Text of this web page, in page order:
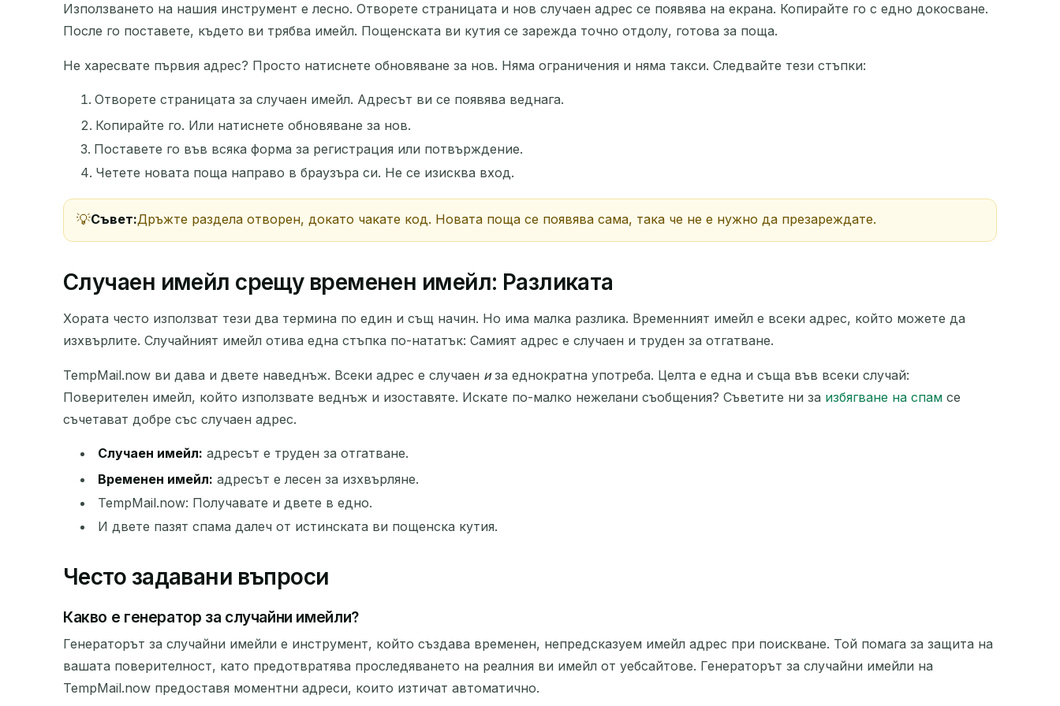
Използването на нашия инструмент е лесно. Отворете страницата и нов случаен адрес се появява на екрана. Копирайте го с едно докосване.
После го поставете, където ви трябва имейл. Пощенската ви кутия се зарежда точно отдолу, готова за поща.
Не харесвате първия адрес? Просто натиснете обновяване за нов. Няма ограничения и няма такси. Следвайте тези стъпки:
Отворете страницата за случаен имейл. Адресът ви се появява веднага.
Копирайте го. Или натиснете обновяване за нов.
Поставете го във всяка форма за регистрация или потвърждение.
Четете новата поща направо в браузъра си. Не се изисква вход.
Съвет:Дръжте раздела отворен, докато чакате код. Новата поща се появява сама, така че не е нужно да презареждате.
Случаен имейл срещу временен имейл: Разликата
Хората често използват тези два термина по един и същ начин. Но има малка разлика. Временният имейл е всеки адрес, който можете да
изхвърлите. Случайният имейл отива една стъпка по-нататък: Самият адрес е случаен и труден за отгатване.
TempMail.now ви дава и двете наведнъж. Всеки адрес е случаен иза еднократна употреба. Целта е една и съща във всеки случай:
Поверителен имейл, който използвате веднъж и изоставяте. Искате по-малко нежелани съобщения? Съветите ни за избягване на спам се
съчетават добре със случаен адрес.
Случаен имейл: адресът е труден за отгатване.
Временен имейл: адресът е лесен за изхвърляне.
TempMail.now: Получавате и двете в едно.
И двете пазят спама далеч от истинската ви пощенска кутия.
Често задавани въпроси
Какво е генератор за случайни имейли?
Генераторът за случайни имейли е инструмент, който създава временен, непредсказуем имейл адрес при поискване. Той помага за защита на
вашата поверителност, като предотвратява проследяването на реалния ви имейл от уебсайтове. Генераторът за случайни имейли на
TempMail.now предоставя моментни адреси, които изтичат автоматично.